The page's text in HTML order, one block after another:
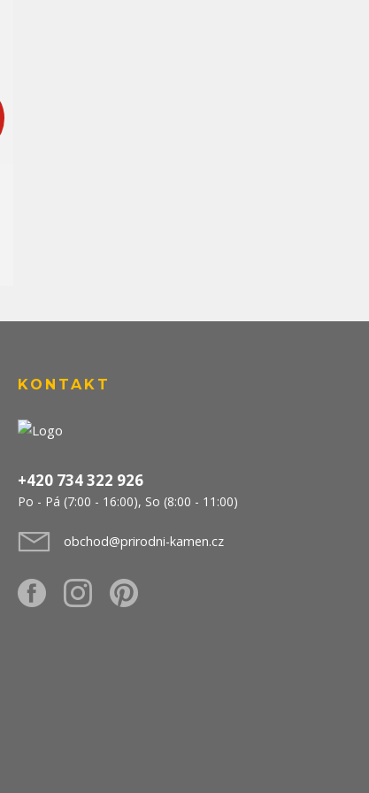
KONTAKT
+420 734 322 926
Po - Pá (7:00 - 16:00), So (8:00 - 11:00)
obchod@prirodni-kamen.cz